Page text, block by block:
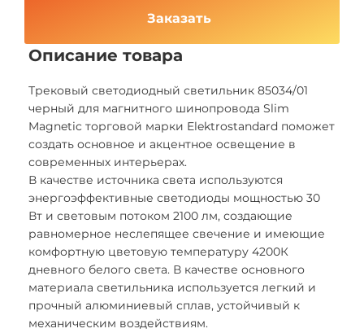
Заказать
Описание товара
Трековый светодиодный светильник 85034/01
черный для магнитного шинопровода Slim
Magnetic торговой марки Elektrostandard поможет
создать основное и акцентное освещение в
современных интерьерах.
В качестве источника света используются
энергоэффективные светодиоды мощностью 30
Вт и световым потоком 2100 лм, создающие
равномерное неслепящее свечение и имеющие
комфортную цветовую температуру 4200К
дневного белого света. В качестве основного
материала светильника используется легкий и
прочный алюминиевый сплав, устойчивый к
механическим воздействиям.